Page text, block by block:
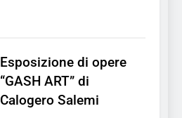
Esposizione di opere
“GASH ART” di
Calogero Salemi